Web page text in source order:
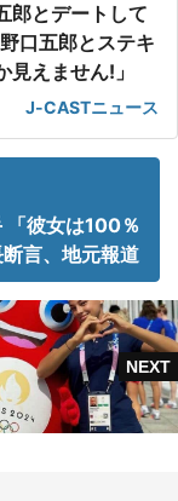
郎とデートして
口五郎とステキ
えません!」
J-CASTニュース
「彼女は100％
言、地元報道